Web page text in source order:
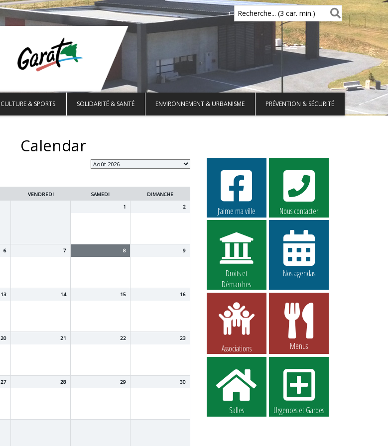
Recherche... (3 car. min.)
CULTURE & SPORTS SOLIDARITÉ & SANTÉ ENVIRONNEMENT & URBANISME PRÉVENTION & SÉCURITÉ
Calendar
VENDREDI SAMEDI
DIMANCHE
1
2
6 7 8 9
13 14 15 16
20 21 22 23
27 28 29 30
J’aime ma ville Nous contacter
Droits et
Démarches
Nos agendas
Associations Menus
Salles Urgences et Gardes